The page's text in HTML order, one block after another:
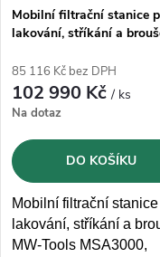
Mobilní filtrační stanice
lakování, stříkání a
85 116 Kč bez DPH
102 990 Kč/ ks
Na dotaz
DO KOŠÍKU
Mobilní filtrační
lakování, stříkání a
MW-Tools MSA3000,